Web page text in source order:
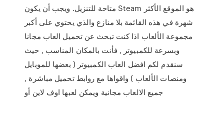
متاحة للتنزيل. ويجب أن يكون Steam هو الموقع الأكثر
شهرة في هذه القائمة بلا منازع والذي يحتوي على أكبر
مجموعة الألعاب اذا كنت تبحث عن تحميل العاب مجانا
وبسرعة للكمبيوتر , فأنت بالمكان المناسب , حيث
سنقدم لكم افضل العاب الكمبيوتر ( بعضها للموبايل
ومنصات الألعاب ) واقواها مع روابط تحميل مباشرة ,
جميع الالعاب مجانية ويمكن لعبها اوف لاين أو